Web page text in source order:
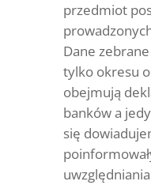
przedmiot
Dane
tylko okresu
obejmują
banków a
się